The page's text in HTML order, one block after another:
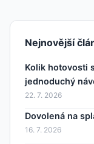
Nejnovější
Kolik hotovosti
jednoduchý
22. 7. 2026
Dovolená na
16. 7. 2026